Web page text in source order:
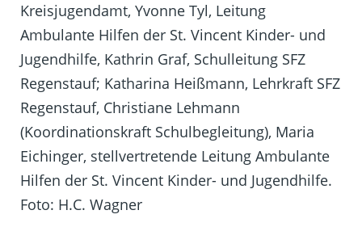
Kreisjugendamt, Yvonne Tyl, Leitung
Ambulante Hilfen der St. Vincent Kinder- und
Jugendhilfe, Kathrin Graf, Schulleitung SFZ
Regenstauf; Katharina Heißmann, Lehrkraft SFZ
Regenstauf, Christiane Lehmann
(Koordinationskraft Schulbegleitung), Maria
Eichinger, stellvertretende Leitung Ambulante
Hilfen der St. Vincent Kinder- und Jugendhilfe.
Foto: H.C. Wagner